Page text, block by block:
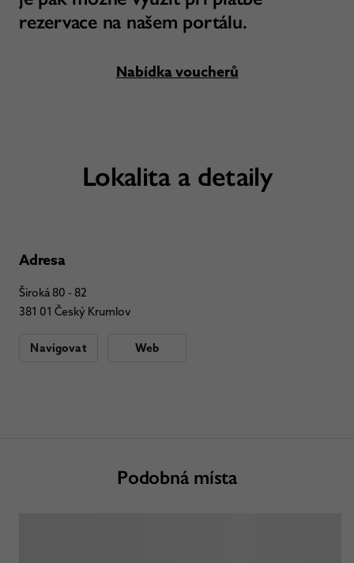
rezervace na našem portálu.
Nabídka voucherů
Lokalita a detaily
Adresa
Široká 80 - 82
381 01 Český Krumlov
Navigovat Web
Podobná místa